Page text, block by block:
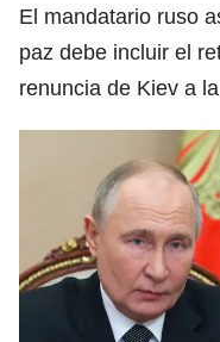
El mandatario ruso
paz debe incluir el
renuncia de Kiev a